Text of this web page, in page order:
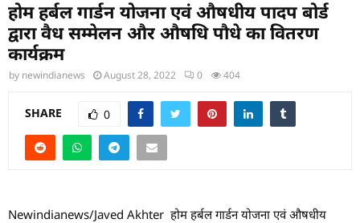
होम हर्बल गार्डन योजना एवं औषधीय पादप बोर्ड
द्वारा वैध सम्मेलन और औषधि पौधे का वितरण
कार्यक्रम
by newindianews August 28, 2022 0 404
SHARE 0
Newindianews/Javed Akhter होम हर्बल गार्डन योजना एवं औषधीय